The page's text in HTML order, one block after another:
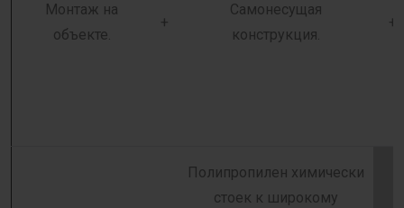
Монтаж на
объекте.
+
Самонесущая
конструкция.
+
Полипропилен химически
стоек к широкому